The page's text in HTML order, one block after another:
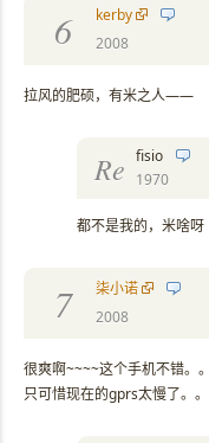
6
kerby
2008
拉风的肥硕，有米之人——
Re fisio
1970
都不是我的，米啥呀
7
柒小诺
2008
很爽啊~~~~这个手机不错。。
只可惜现在的gprs太慢了。。